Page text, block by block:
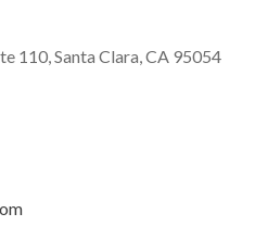
110, Santa Clara, CA 95054